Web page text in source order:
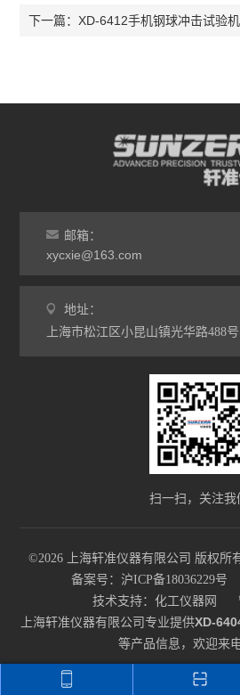
下一篇：XD-6412手机钢球冲击试验机
邮箱：
xycxie@163.com
地址：
上海市松江区小昆山镇光华路488号
扫一扫，关注我
©2026 上海轩准仪器有限公司 版权所
备案号：沪ICP备18036229号
技术支持： 化工仪器网
上海轩准仪器有限公司专业提供XD-
等产品信息，欢迎来